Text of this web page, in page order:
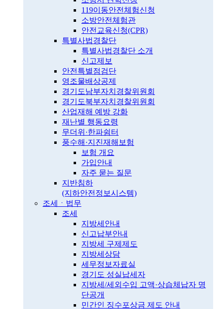
119이동안전체험신청
소방안전체험관
안전교육신청(CPR)
특별사법경찰단
특별사법경찰단 소개
신고제보
안전특별점검단
영조물배상공제
경기도남부자치경찰위원회
경기도북부자치경찰위원회
산업재해 예방 강화
재난별 행동요령
무더위·한파쉼터
풍수해·지진재해보험
보험 개요
가입안내
자주 묻는 질문
지반침하
(지하안전정보시스템)
조세ㆍ법무
조세
지방세안내
신고납부안내
지방세 구제제도
지방세상담
세무정보자료실
경기도 성실납세자
지방세/세외수입 고액·상습체납자 명
단공개
민간인 징수포상금 제도 안내